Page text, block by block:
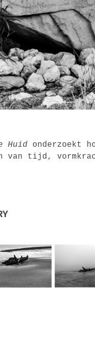
Huid onderzoekt
van tijd,